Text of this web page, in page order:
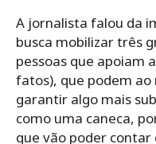
A jornalista falou da
busca mobilizar três
pessoas que apoiam
fatos), que podem
garantir algo mais
como uma caneca,
que vão poder contar